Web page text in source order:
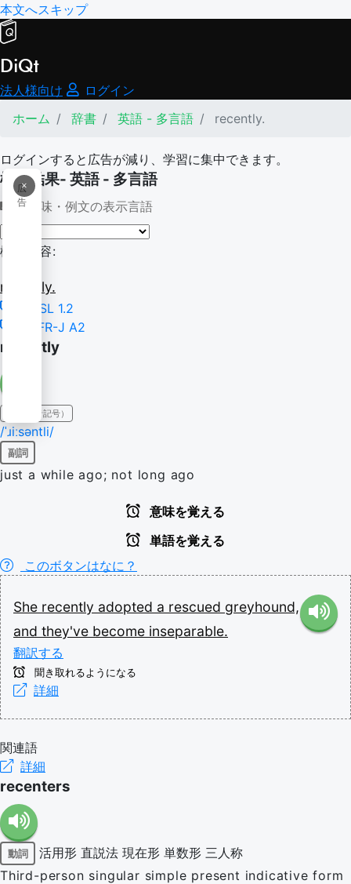
本文へスキップ
DiQt
法人様向け
ログイン
ホーム
辞書 英語 - 多言語 recently.
ログインすると広告が減り、学習に集中できます。
×
広
告
検索結果- 英語 - 多言語
意味・例文の表示言語
検索内容:
recently.
NGSL 1.2
CEFR-J A2
recently
IPA（発音記号）
/ˈɹiːsəntli/
副詞
just a while ago; not long ago
意味を覚える
単語を覚える
このボタンはなに？
She recently adopted a rescued greyhound,
and they've become inseparable.
翻訳する
聞き取れるようになる
詳細
関連語
詳細
recenters
動詞 活用形 直説法 現在形 単数形 三人称
Third-person singular simple present indicative form